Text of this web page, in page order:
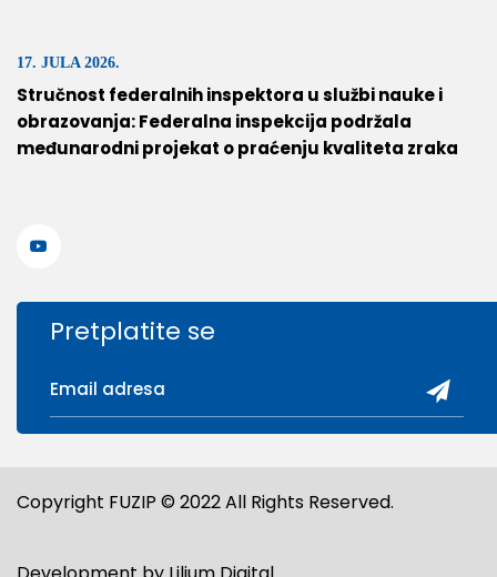
17. JULA 2026.
Stručnost federalnih inspektora u službi nauke i
obrazovanja: Federalna inspekcija podržala
međunarodni projekat o praćenju kvaliteta zraka
Pretplatite se
Copyright FUZIP © 2022 All Rights Reserved.